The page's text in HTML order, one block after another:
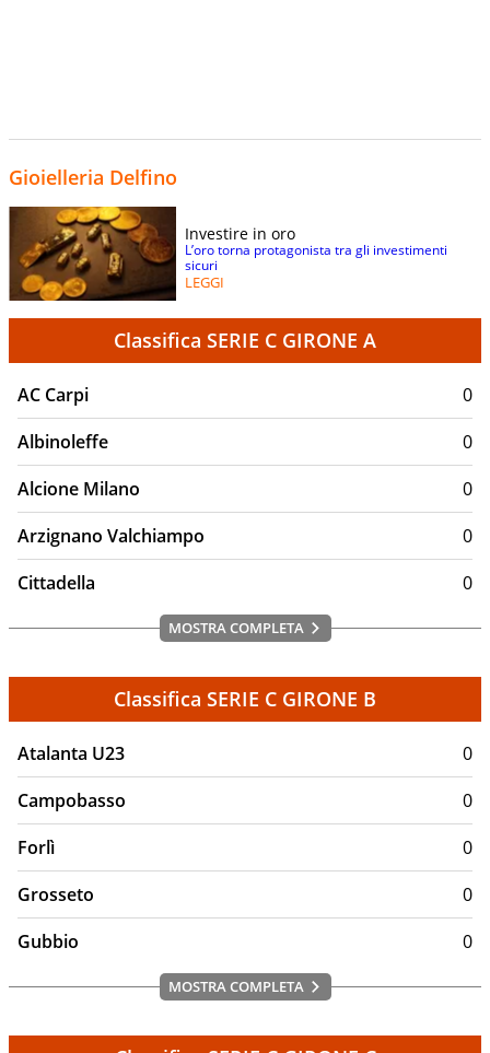
Gioielleria Delfino
Investire in oro
L’oro torna protagonista tra gli investimenti
sicuri
LEGGI
Classifica SERIE C GIRONE A
AC Carpi
0
Albinoleffe
0
Alcione Milano
0
Arzignano Valchiampo
0
Cittadella
0
MOSTRA COMPLETA
Classifica SERIE C GIRONE B
Atalanta U23
0
Campobasso
0
Forlì
0
Grosseto
0
Gubbio
0
MOSTRA COMPLETA